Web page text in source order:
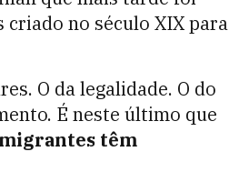
no século XIX para
O da legalidade. O do
É neste último que
têm